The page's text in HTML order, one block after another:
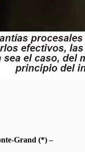
Grand (*) –